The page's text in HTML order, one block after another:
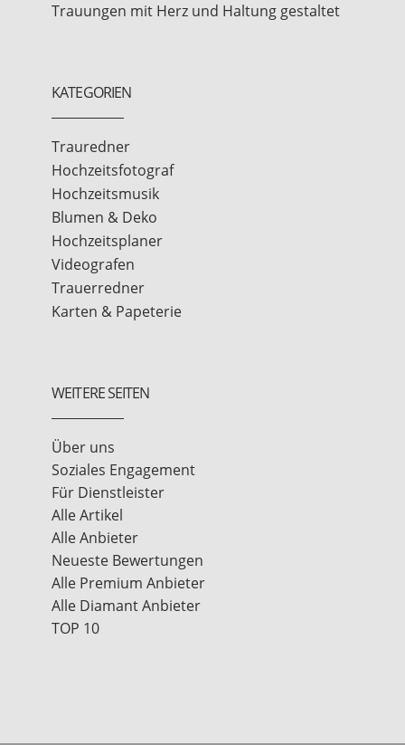
Trauungen mit Herz und Haltung gestaltet
KATEGORIEN
Trauredner
Hochzeitsfotograf
Hochzeitsmusik
Blumen & Deko
Hochzeitsplaner
Videografen
Trauerredner
Karten & Papeterie
WEITERE SEITEN
Über uns
Soziales Engagement
Für Dienstleister
Alle Artikel
Alle Anbieter
Neueste Bewertungen
Alle Premium Anbieter
Alle Diamant Anbieter
TOP 10